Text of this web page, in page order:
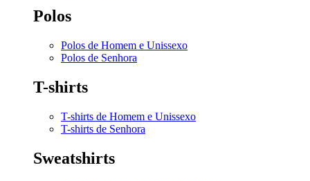
Polos
Polos de Homem e Unissexo
Polos de Senhora
T-shirts
T-shirts de Homem e Unissexo
T-shirts de Senhora
Sweatshirts